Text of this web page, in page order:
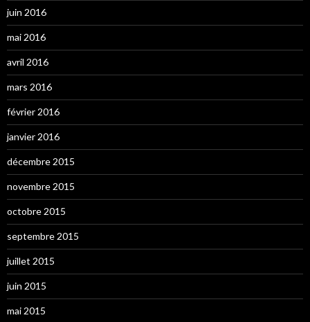
juin 2016
mai 2016
avril 2016
mars 2016
février 2016
janvier 2016
décembre 2015
novembre 2015
octobre 2015
septembre 2015
juillet 2015
juin 2015
mai 2015